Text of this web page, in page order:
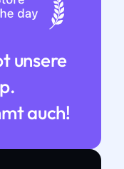
unsere
auch!